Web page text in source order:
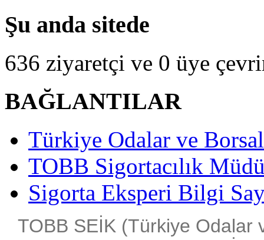
Şu anda sitede
636 ziyaretçi ve 0 üye
BAĞLANTILAR
Türkiye Odalar ve
TOBB Sigortacılık
Sigorta Eksperi Bilgi
TOBB SEİK (Türkiye Odalar